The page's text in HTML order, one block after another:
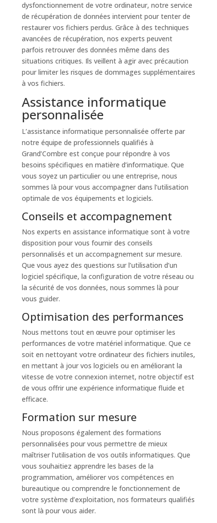
dysfonctionnement de votre ordinateur, notre service
de récupération de données intervient pour tenter de
restaurer vos fichiers perdus. Grâce à des techniques
avancées de récupération, nos experts peuvent
parfois retrouver des données même dans des
situations critiques. Ils veillent à agir avec précaution
pour limiter les risques de dommages supplémentaires
à vos fichiers.
Assistance informatique
personnalisée
L’assistance informatique personnalisée offerte par
notre équipe de professionnels qualifiés à
Grand’Combre est conçue pour répondre à vos
besoins spécifiques en matière d’informatique. Que
vous soyez un particulier ou une entreprise, nous
sommes là pour vous accompagner dans l’utilisation
optimale de vos équipements et logiciels.
Conseils et accompagnement
Nos experts en assistance informatique sont à votre
disposition pour vous fournir des conseils
personnalisés et un accompagnement sur mesure.
Que vous ayez des questions sur l’utilisation d’un
logiciel spécifique, la configuration de votre réseau ou
la sécurité de vos données, nous sommes là pour
vous guider.
Optimisation des performances
Nous mettons tout en œuvre pour optimiser les
performances de votre matériel informatique. Que ce
soit en nettoyant votre ordinateur des fichiers inutiles,
en mettant à jour vos logiciels ou en améliorant la
vitesse de votre connexion internet, notre objectif est
de vous offrir une expérience informatique fluide et
efficace.
Formation sur mesure
Nous proposons également des formations
personnalisées pour vous permettre de mieux
maîtriser l’utilisation de vos outils informatiques. Que
vous souhaitiez apprendre les bases de la
programmation, améliorer vos compétences en
bureautique ou comprendre le fonctionnement de
votre système d’exploitation, nos formateurs qualifiés
sont là pour vous aider.